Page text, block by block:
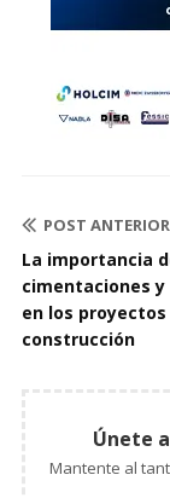
POST ANTERIOR
La importancia
cimentaciones y
en los proyectos
construcción
Únete
Mantente al tanto